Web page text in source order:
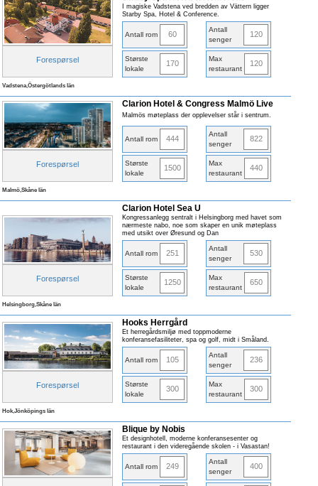
Forespørsel
I magiske Vadstena ved bredden av Vättern ligger
Starby Spa, Hotel & Conference.
Antall rom 60
Antall
senger
120
Største
lokale
170
Max
restaurant
120
Vadstena,Östergötlands län
Forespørsel
Clarion Hotel & Congress Malmö Live
Malmös møteplass der opplevelser står i sentrum.
Antall rom 444
Antall
senger
822
Største
lokale
1500
Max
restaurant
440
Malmö,Skåne län
Forespørsel
Clarion Hotel Sea U
Kongressanlegg sentralt i Helsingborg med havet som
nærmeste nabo, noe som skaper en unik møteplass
med utsikt over Øresund og Dan
Antall rom 251
Antall
senger
530
Største
lokale
1250
Max
restaurant
650
Helsingborg,Skåne län
Forespørsel
Hooks Herrgård
Et herregårdsmiljø med toppmoderne
konferansefasiliteter, spa og golf, midt i Småland.
Antall rom 105
Antall
senger
236
Største
lokale
300
Max
restaurant
300
Hok,Jönköpings län
Blique by Nobis
Et designhotell, moderne konferansesenter og
restaurant i den videregående skolen - i Vasastan!
Antall rom 249
Antall
senger
400